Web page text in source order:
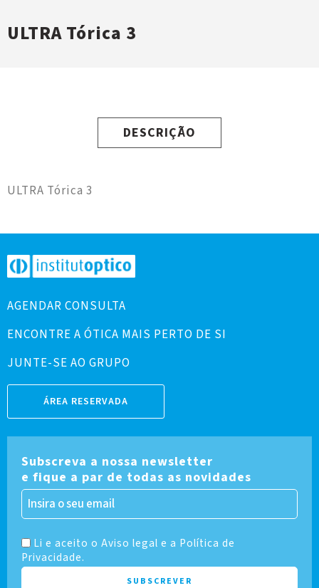
ULTRA Tórica 3
DESCRIÇÃO
ULTRA Tórica 3
AGENDAR CONSULTA
ENCONTRE A ÓTICA MAIS PERTO DE SI
JUNTE-SE AO GRUPO
ÁREA RESERVADA
Subscreva a nossa newsletter
e fique a par de todas as novidades
Li e aceito o Aviso legal e a Política de
Privacidade.